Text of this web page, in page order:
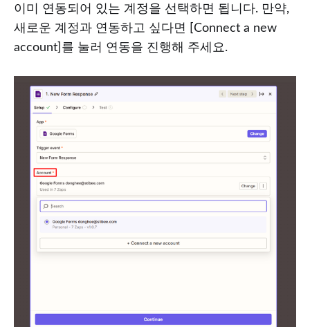
이미 연동되어 있는 계정을 선택하면 됩니다. 만약,
새로운 계정과 연동하고 싶다면 [Connect a new
account]를 눌러 연동을 진행해 주세요.